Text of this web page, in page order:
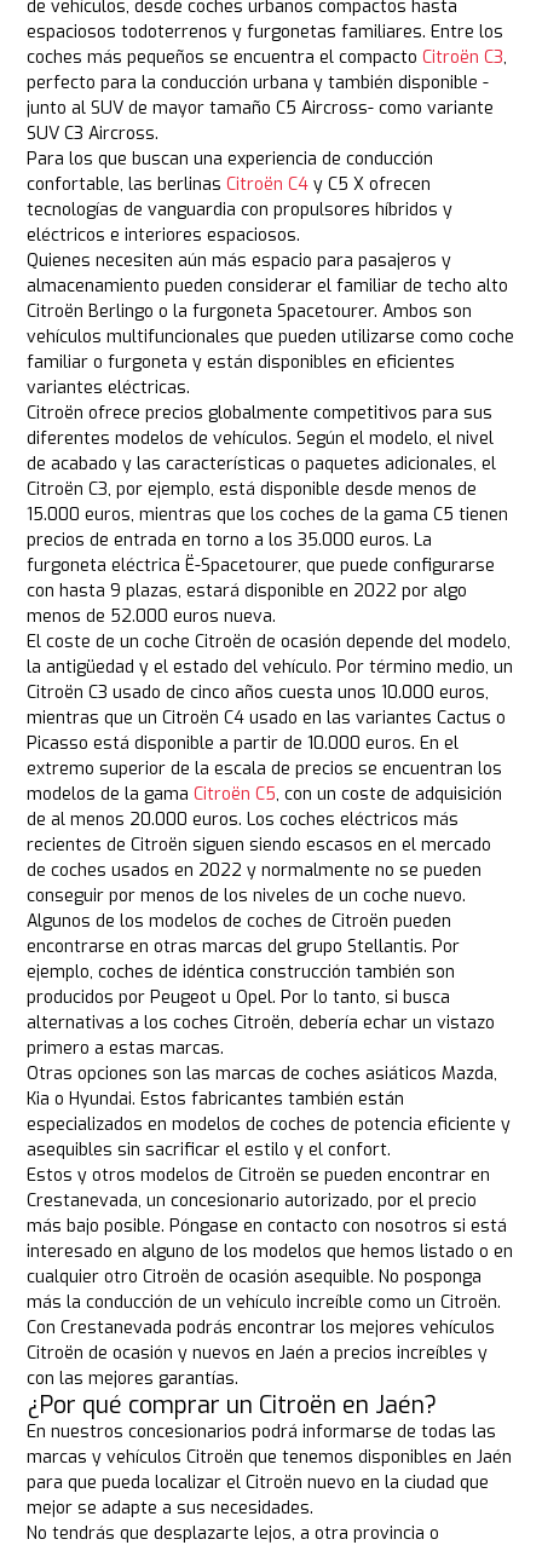
de vehículos, desde coches urbanos compactos hasta
espaciosos todoterrenos y furgonetas familiares. Entre los
coches más pequeños se encuentra el compactoCitroën C3,
perfecto para la conducción urbana y también disponible -
junto al SUV de mayor tamaño C5 Aircross- como variante
SUV C3 Aircross.
Para los que buscan una experiencia de conducción
confortable, las berlinasCitroën C4 y C5 X ofrecen
tecnologías de vanguardia con propulsores híbridos y
eléctricos e interiores espaciosos.
Quienes necesiten aún más espacio para pasajeros y
almacenamiento pueden considerar el familiar de techo alto
Citroën Berlingo o la furgoneta Spacetourer. Ambos son
vehículos multifuncionales que pueden utilizarse como coche
familiar o furgoneta y están disponibles en eficientes
variantes eléctricas.
Citroën ofrece precios globalmente competitivos para sus
diferentes modelos de vehículos. Según el modelo, el nivel
de acabado y las características o paquetes adicionales, el
Citroën C3, por ejemplo, está disponible desde menos de
15.000 euros, mientras que los coches de la gama C5 tienen
precios de entrada en torno a los 35.000 euros. La
furgoneta eléctrica Ë-Spacetourer, que puede configurarse
con hasta 9 plazas, estará disponible en 2022 por algo
menos de 52.000 euros nueva.
El coste de un coche Citroën de ocasión depende del modelo,
la antigüedad y el estado del vehículo. Por término medio, un
Citroën C3 usado de cinco años cuesta unos 10.000 euros,
mientras que un Citroën C4 usado en las variantes Cactus o
Picasso está disponible a partir de 10.000 euros. En el
extremo superior de la escala de precios se encuentran los
modelos de la gamaCitroën C5, con un coste de adquisición
de al menos 20.000 euros. Los coches eléctricos más
recientes de Citroën siguen siendo escasos en el mercado
de coches usados en 2022 y normalmente no se pueden
conseguir por menos de los niveles de un coche nuevo.
Algunos de los modelos de coches de Citroën pueden
encontrarse en otras marcas del grupo Stellantis. Por
ejemplo, coches de idéntica construcción también son
producidos por Peugeot u Opel. Por lo tanto, si busca
alternativas a los coches Citroën, debería echar un vistazo
primero a estas marcas.
Otras opciones son las marcas de coches asiáticos Mazda,
Kia o Hyundai. Estos fabricantes también están
especializados en modelos de coches de potencia eficiente y
asequibles sin sacrificar el estilo y el confort.
Estos y otros modelos de Citroën se pueden encontrar en
Crestanevada, un concesionario autorizado, por el precio
más bajo posible. Póngase en contacto con nosotros si está
interesado en alguno de los modelos que hemos listado o en
cualquier otro Citroën de ocasión asequible. No posponga
más la conducción de un vehículo increíble como un Citroën.
Con Crestanevada podrás encontrar los mejores vehículos
Citroën de ocasión y nuevos en Jaén a precios increíbles y
con las mejores garantías.
¿Por qué comprar un Citroën en Jaén?
En nuestros concesionarios podrá informarse de todas las
marcas y vehículos Citroën que tenemos disponibles en Jaén
para que pueda localizar el Citroën nuevo en la ciudad que
mejor se adapte a sus necesidades.
No tendrás que desplazarte lejos, a otra provincia o